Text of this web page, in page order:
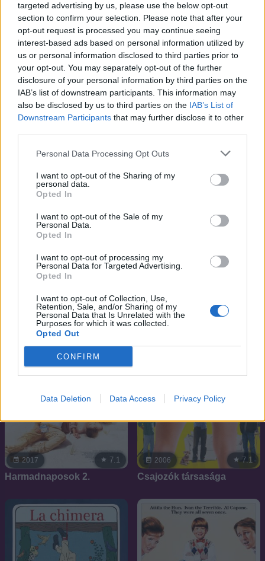
targeted advertising by us, please use the below opt-out
section to confirm your selection. Please note that after your
opt-out request is processed you may continue seeing
interest-based ads based on personal information utilized by
us or personal information disclosed to third parties prior to
your opt-out. You may separately opt-out of the further
disclosure of your personal information by third parties on the
IAB’s list of downstream participants. This information may
also be disclosed by us to third parties on the IAB’s List of
Downstream Participants that may further disclose it to other
Personal Data Processing Opt Outs
I want to opt-out of the Sharing of my
personal data.
Opted In
I want to opt-out of the Sale of my
Personal Data.
Opted In
I want to opt-out of processing my
Personal Data for Targeted Advertising.
Opted In
I want to opt-out of Collection, Use,
Retention, Sale, and/or Sharing of my
Personal Data that Is Unrelated with the
Purposes for which it was collected.
Opted Out
CONFIRM
Data Deletion Data Access Privacy Policy
2005 7.1
A bosszú iskolája
Scooby és az idegen
megszállók
1984
Komputer-szerelem
Végtelen karácsony
(Minden nap karácsony)
2017 7.1
Harmadnaposok 2.
2006 7.1
Csajozók társasága